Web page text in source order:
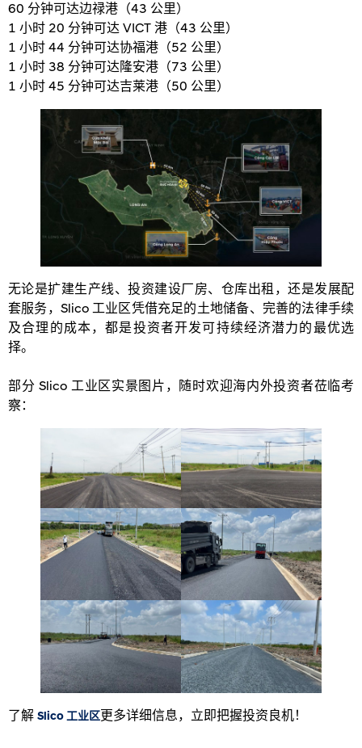
60 分钟可达边禄港（43 公里）
1 小时 20 分钟可达 VICT 港（43 公里）
1 小时 44 分钟可达协福港（52 公里）
1 小时 38 分钟可达隆安港（73 公里）
1 小时 45 分钟可达吉莱港（50 公里）
无论是扩建生产线、投资建设厂房、仓库出租，还是发展配
套服务，Slico 工业区凭借充足的土地储备、完善的法律手续
及合理的成本，都是投资者开发可持续经济潜力的最优选
择。
部分 Slico 工业区实景图片，随时欢迎海内外投资者莅临考
察：
了解 Slico 工业区更多详细信息，立即把握投资良机！